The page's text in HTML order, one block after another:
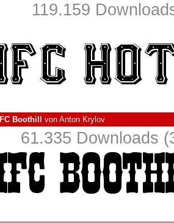
119.159
IFC Boothill von Anton Krylov
61.335 Downloads